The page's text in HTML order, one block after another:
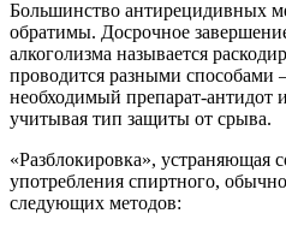
Большинство антирецидивных
обратимы. Досрочное
алкоголизма называется
проводится разными способами
необходимый препарат-антидот
учитывая тип защиты от срыва.
«Разблокировка», устраняющая
употребления спиртного,
следующих методов: